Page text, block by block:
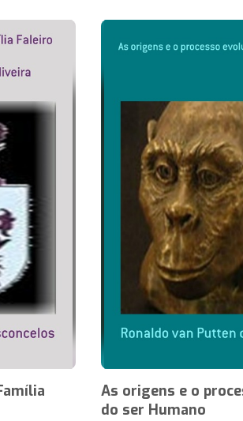
As origens e o
do ser Humano